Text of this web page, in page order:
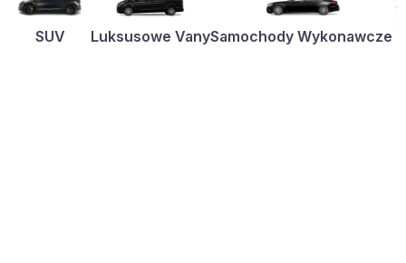
SUV Luksusowe VanySamochody Wykonawcze